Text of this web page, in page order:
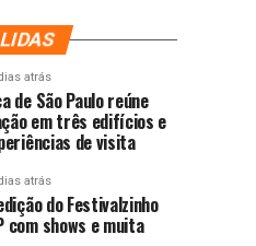
atrás
de São Paulo reúne
em três edifícios e
de visita
atrás
do Festivalzinho
com shows e muita